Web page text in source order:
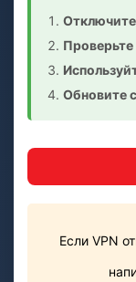
Отключите
Обновите
Если VPN